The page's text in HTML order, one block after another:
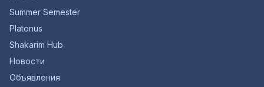
Summer Semester
Platonus
Shakarim Hub
Новости
Объявления